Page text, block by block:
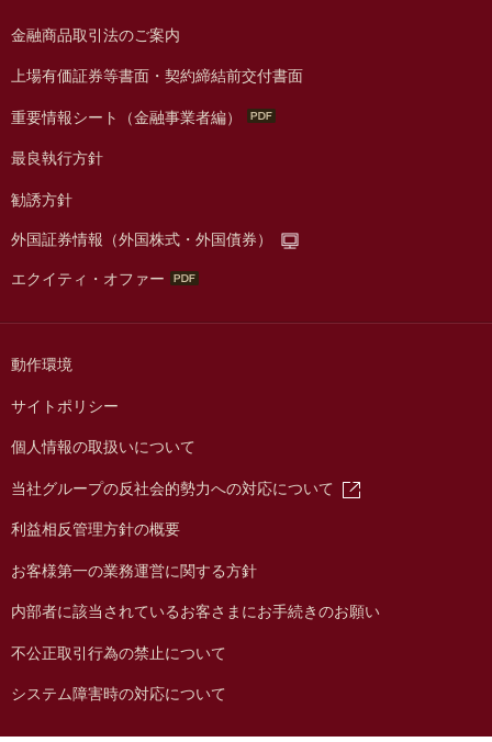
金融商品取引法のご案内
上場有価証券等書面・契約締結前交付書面
重要情報シート（金融事業者編）
最良執行方針
勧誘方針
外国証券情報（外国株式・外国債券）
エクイティ・オファー
動作環境
サイトポリシー
個人情報の取扱いについて
当社グループの反社会的勢力への対応について
利益相反管理方針の概要
お客様第一の業務運営に関する方針
内部者に該当されているお客さまにお手続きのお願い
不公正取引行為の禁止について
システム障害時の対応について